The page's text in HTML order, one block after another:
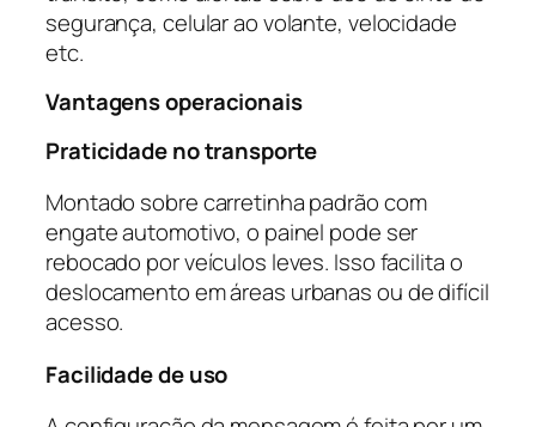
segurança, celular ao volante, velocidade
etc.
Vantagens operacionais
Praticidade no transporte
Montado sobre carretinha padrão com
engate automotivo, o painel pode ser
rebocado por veículos leves. Isso facilita o
deslocamento em áreas urbanas ou de difícil
acesso.
Facilidade de uso